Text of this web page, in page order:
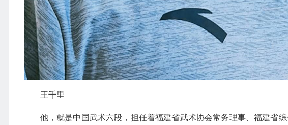
王千里
他，就是中国武术六段，担任着福建省武术协会常务理事、福建省